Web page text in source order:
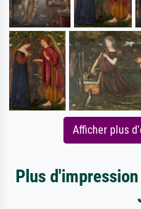
Afficher plus
Plus